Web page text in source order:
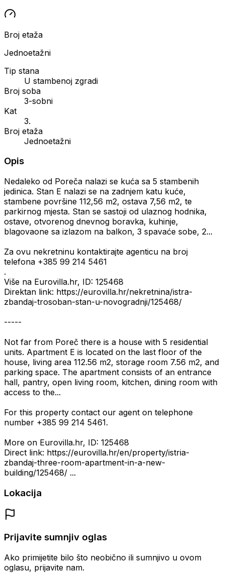
Broj etaža
Jednoetažni
Tip stana
U stambenoj zgradi
Broj soba
3-sobni
Kat
3.
Broj etaža
Jednoetažni
Opis
Nedaleko od Poreča nalazi se kuća sa 5 stambenih
jedinica. Stan E nalazi se na zadnjem katu kuće,
stambene površine 112,56 m2, ostava 7,56 m2, te
parkirnog mjesta. Stan se sastoji od ulaznog hodnika,
ostave, otvorenog dnevnog boravka, kuhinje,
blagovaone sa izlazom na balkon, 3 spavaće sobe, 2...
Za ovu nekretninu kontaktirajte agenticu na broj
telefona +385 99 214 5461
.
Više na Eurovilla.hr, ID: 125468
Direktan link: https://eurovilla.hr/nekretnina/istra-
zbandaj-trosoban-stan-u-novogradnji/125468/
-----
Not far from Poreč there is a house with 5 residential
units. Apartment E is located on the last floor of the
house, living area 112.56 m2, storage room 7.56 m2, and
parking space. The apartment consists of an entrance
hall, pantry, open living room, kitchen, dining room with
access to the...
For this property contact our agent on telephone
number +385 99 214 5461.
More on Eurovilla.hr, ID: 125468
Direct link: https://eurovilla.hr/en/property/istria-
zbandaj-three-room-apartment-in-a-new-
building/125468/ ...
Lokacija
Prijavite sumnjiv oglas
Ako primijetite bilo što neobično ili sumnjivo u ovom
oglasu, prijavite nam.